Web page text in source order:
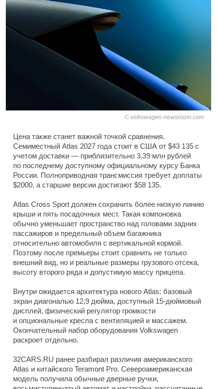
volkswagen-newsroom.com
Цена также станет важной точкой сравнения.
Семиместный Atlas 2027 года стоит в США от $43 135 с
учетом доставки — приблизительно 3,39 млн рублей
по последнему доступному официальному курсу Банка
России. Полноприводная трансмиссия требует доплаты
$2000, а старшие версии достигают $58 135.
Atlas Cross Sport должен сохранить более низкую линию
крыши и пять посадочных мест. Такая компоновка
обычно уменьшает пространство над головами задних
пассажиров и предельный объем багажника
относительно автомобиля с вертикальной кормой.
Поэтому после премьеры стоит сравнить не только
внешний вид, но и реальные размеры грузового отсека,
высоту второго ряда и допустимую массу прицепа.
Внутри ожидается архитектура нового Atlas: базовый
экран диагональю 12,9 дюйма, доступный 15-дюймовый
дисплей, физический регулятор громкости
и опциональные кресла с вентиляцией и массажем.
Окончательный набор оборудования Volkswagen
раскроет отдельно.
32CARS.RU ранее разбирал различия американского
Atlas и китайского Teramont Pro. Североамериканская
модель получила обычные дверные ручки,